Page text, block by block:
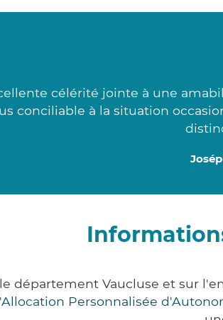
célérité jointe à une
conciliable à la situation
département Vaucluse et sur
Personnalisée